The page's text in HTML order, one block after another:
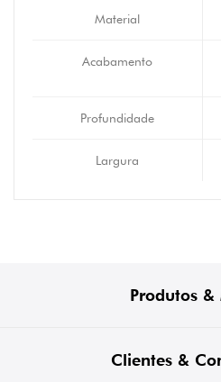
Material
Acabamento
Profundidade
Largura
Produtos &
Clientes &